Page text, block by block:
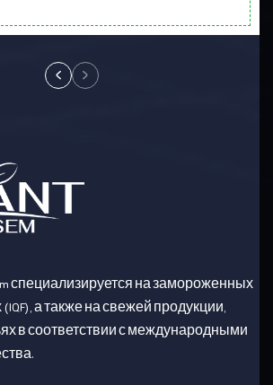
специализируется на замороженных
а также на свежей продукции,
в соответствии с международными